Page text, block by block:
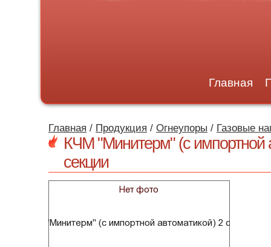
Главная
Главная / Продукция / Огнеупоры / Газовые
КЧМ "Минитерм" (с импортной
секции